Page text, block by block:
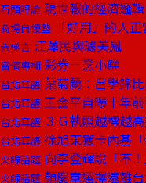
石頭評論 現世報的經濟邏輯
商場自慢塾 「好用」的人
去梯言 江澤民與璩美鳳
雷倩專欄 彩券－烹小鮮
台北耳語 葉菊蘭：呂學錦
台北耳語 王金平自曝十年
台北耳語 ３Ｇ執照越標越
台北耳語 徐旭東獲卡內基
火線話題 向李登輝說「不
火線話題 顏慶章選擇遠離